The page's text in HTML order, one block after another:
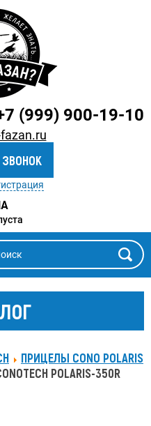
(999) 900-19-10
ЗВОНОК
ПРИЦЕЛЫ CONO POLARIS
POLARIS-350R